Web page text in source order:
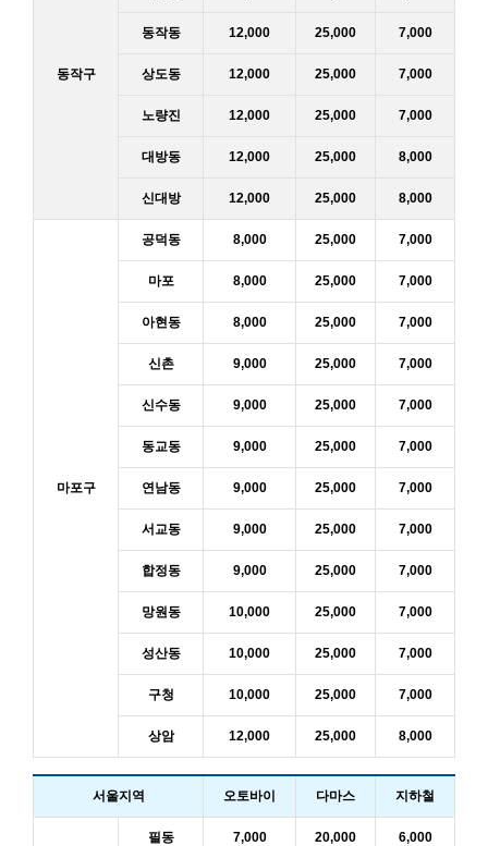
동작구
동작동 12,000 25,000 7,000
상도동 12,000 25,000 7,000
노량진 12,000 25,000 7,000
대방동 12,000 25,000 8,000
신대방 12,000 25,000 8,000
마포구
공덕동 8,000 25,000 7,000
마포 8,000 25,000 7,000
아현동 8,000 25,000 7,000
신촌 9,000 25,000 7,000
신수동 9,000 25,000 7,000
동교동 9,000 25,000 7,000
연남동 9,000 25,000 7,000
서교동 9,000 25,000 7,000
합정동 9,000 25,000 7,000
망원동 10,000 25,000 7,000
성산동 10,000 25,000 7,000
구청 10,000 25,000 7,000
상암 12,000 25,000 8,000
서울지역 오토바이 다마스 지하철
필동 7,000 20,000 6,000